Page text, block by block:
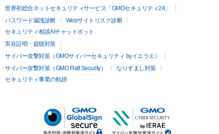
世界初総合ネットセキュリティサービス「GMOセキュリティ24」
パスワード漏洩診断
Webサイトリスク診断
セキュリティ相談AIチャットボット
実在証明・盗聴対策
サイバー攻撃対策（GMOサイバーセキュリティ byイエラエ）
サイバー攻撃対策（GMO Flatt Security）
なりすまし対策
セキュリティ事業の軌跡